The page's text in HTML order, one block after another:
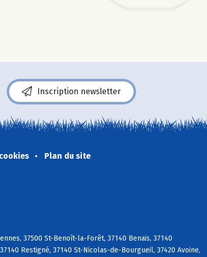
Inscription newsletter
Plan du site
37500 St-Benoît-la-Forêt, 37140 Benais, 37140
Restigné, 37140 St-Nicolas-de-Bourgueil, 37420 Avoine,